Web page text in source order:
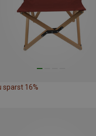
sparst 16%